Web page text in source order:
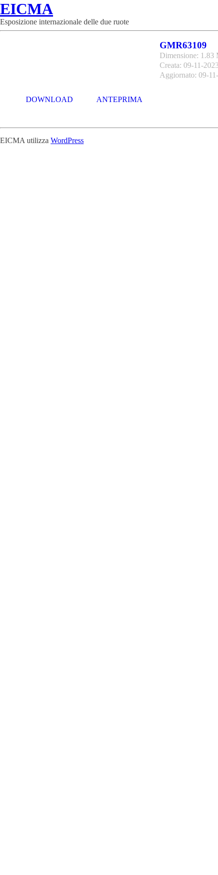
EICMA
Esposizione internazionale delle due ruote
GMR63109
Dimensione: 1.83
Creata: 09-11-
Aggiornato: 09-
DOWNLOAD ANTEPRIMA
EICMA utilizza WordPress